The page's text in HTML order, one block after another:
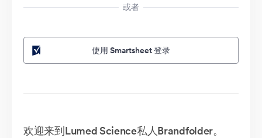
或者
使用 Smartsheet 登录
欢迎来到Lumed Science私人Brandfolder。